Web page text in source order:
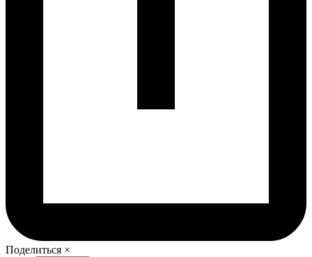
Поделиться ×